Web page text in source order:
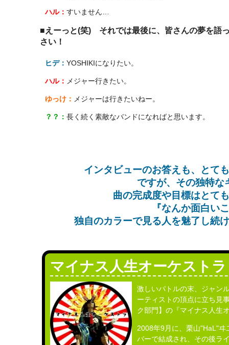
ハル： すいません…
■えーっと(笑) それでは最後に、皆さんの夢を語
さい！
ヒデ： YOSHIKIになりたい。
ハル： メジャー行きたい。
ゆっけ： メジャーは行きたいねー。
？？： 長く続く素敵なバンドになればと思います。
インタビューのお答えも、とて
ですが、その独特な
曲の完成度や目標はとて
『なんか面白い
独自のカラーで見る人を魅了し続
マイナス人生オーケスト
激しいバトルの末、ジャン
ーティストの頂点に立ち見
ク部門】の『マイナス人生
2008年9月に、栗山"HaL"ヰ
バーで結成され、その後ラ